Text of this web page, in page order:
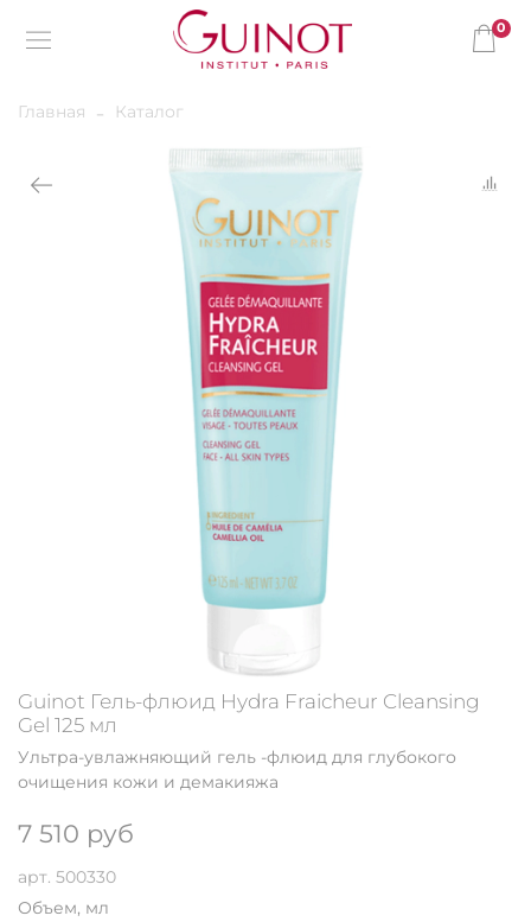
0
Главная Каталог
арт. 500330
Guinot Гель-флюид Hydra Fraicheur Cleansing
Gel 125 мл
Ультра-увлажняющий гель -флюид для глубокого
очищения кожи и демакияжа
7 510 руб
Объем, мл